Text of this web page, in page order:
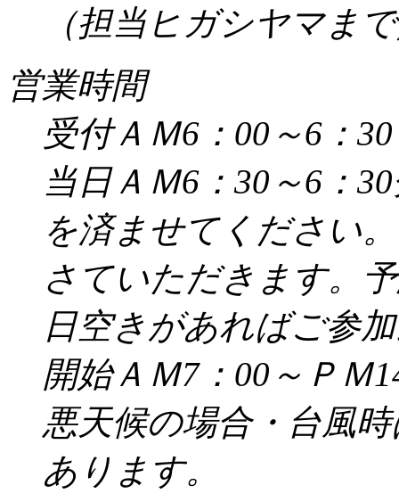
（担当ヒガシヤマま
営業時間
受付ＡＭ6：00～6：30
当日ＡＭ6：30～6：
を済ませてください
さていただきます。
日空きがあればご参
開始ＡＭ7：00～ＰＭ
悪天候の場合・台風
あります。